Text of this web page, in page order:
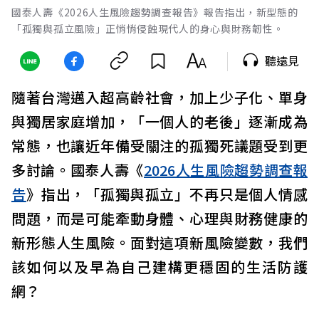
國泰人壽《2026人生風險趨勢調查報告》報告指出，新型態的
「孤獨與孤立風險」正悄悄侵蝕現代人的身心與財務韌性。
聽遠見
隨著台灣邁入超高齡社會，加上少子化、單身
與獨居家庭增加，「一個人的老後」逐漸成為
常態，也讓近年備受關注的孤獨死議題受到更
多討論。國泰人壽《2026人生風險趨勢調查報
告》指出，「孤獨與孤立」不再只是個人情感
問題，而是可能牽動身體、心理與財務健康的
新形態人生風險。面對這項新風險變數，我們
該如何以及早為自己建構更穩固的生活防護
網？